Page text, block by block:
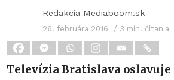
Redakcia Mediaboom.sk
26. februára 2016 / 3 min. čítania
Televízia Bratislava